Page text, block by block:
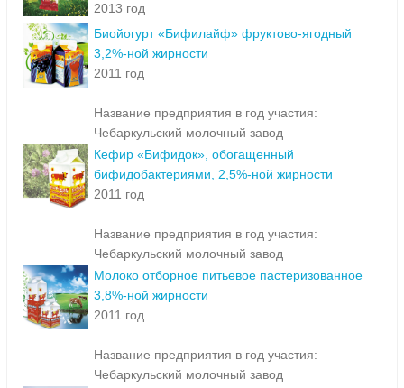
2013 год
Биойогурт «Бифилайф» фруктово-ягодный
3,2%-ной жирности
2011 год
Название предприятия в год участия:
Чебаркульский молочный завод
Кефир «Бифидок», обогащенный
бифидобактериями, 2,5%-ной жирности
2011 год
Название предприятия в год участия:
Чебаркульский молочный завод
Молоко отборное питьевое пастеризованное
3,8%-ной жирности
2011 год
Название предприятия в год участия:
Чебаркульский молочный завод